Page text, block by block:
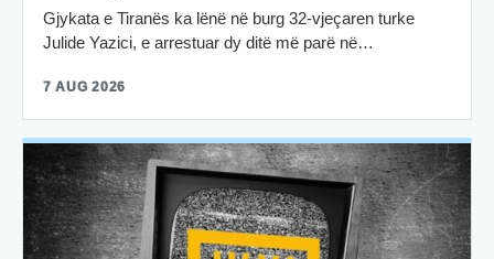
Gjykata e Tiranës ka lënë në burg 32-vjeçaren turke
Julide Yazici, e arrestuar dy ditë më parë në…
7 AUG 2026